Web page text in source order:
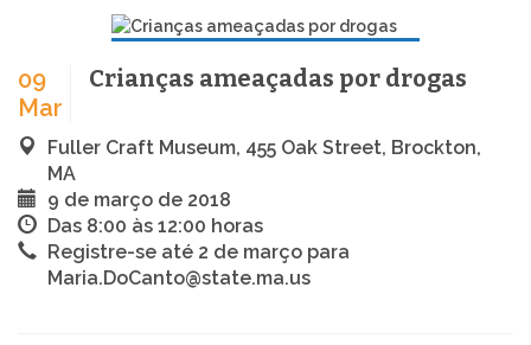
09
Mar
Crianças ameaçadas por drogas
Fuller Craft Museum, 455 Oak Street, Brockton,
MA
9 de março de 2018
Das 8:00 às 12:00 horas
Registre-se até 2 de março para
Maria.DoCanto@state.ma.us